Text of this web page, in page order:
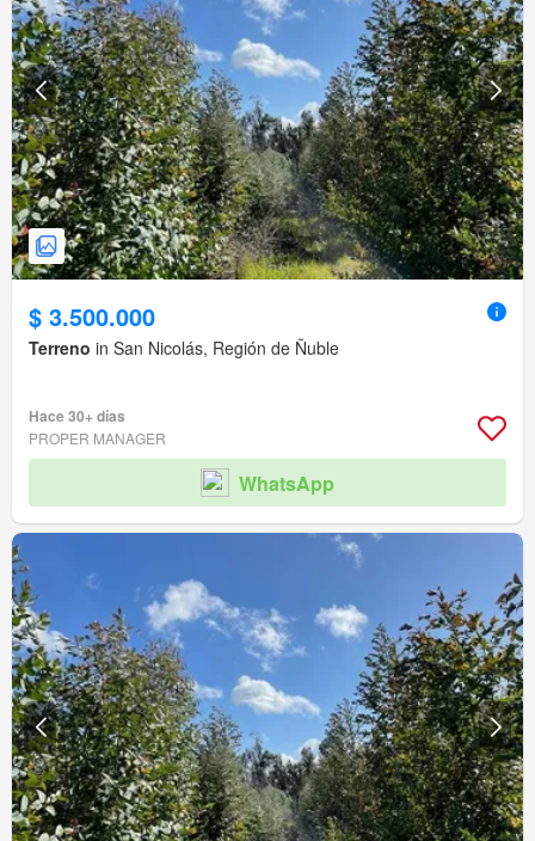
$ 3.500.000
Terreno in San Nicolás, Región de Ñuble
Hace 30+ días
PROPER MANAGER
WhatsApp